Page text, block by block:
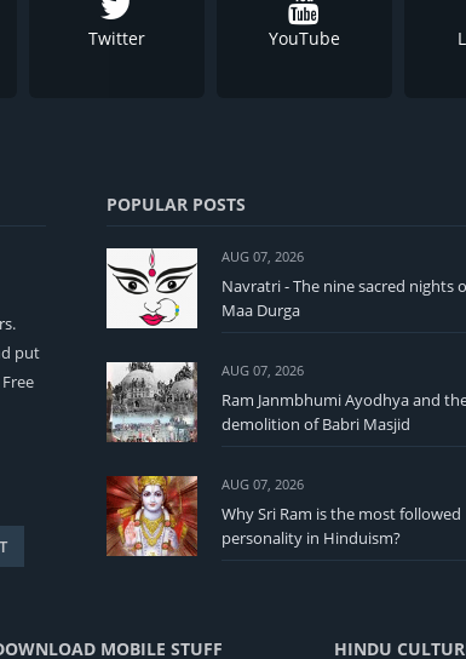
Twitter YouTube
.
put
POPULAR POSTS
AUG 07, 2026
Navratri - The nine sacred nights
Maa Durga
AUG 07, 2026
Ram Janmbhumi Ayodhya and
demolition of Babri Masjid
AUG 07, 2026
Why Sri Ram is the most followed
personality in Hinduism?
MOBILE STUFF HINDU